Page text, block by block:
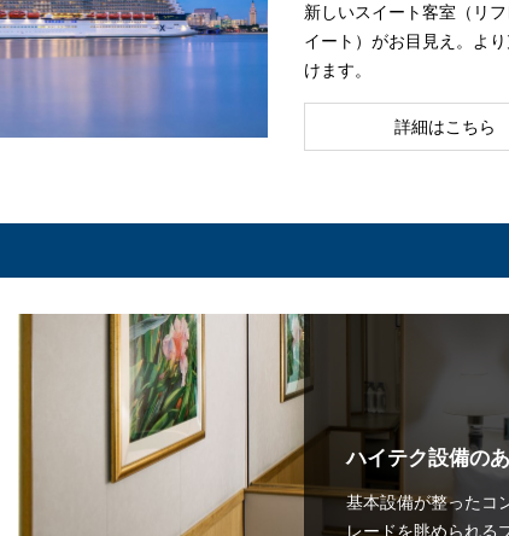
新しいスイート客室（リ
イート）がお目見え。よ
けます。
詳細はこちら
ハイテク設備の
基本設備が整ったコ
レードを眺められる